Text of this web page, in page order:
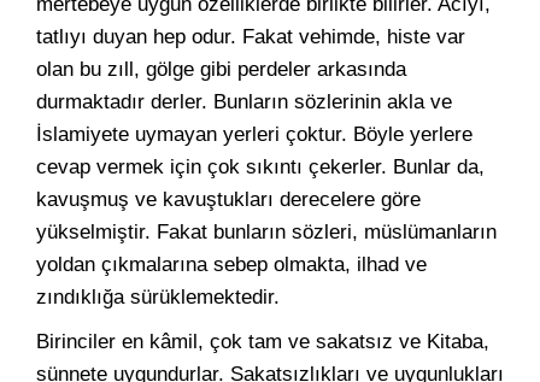
tatlıyı duyan hep odur. Fakat vehimde, histe var
olan bu zıll, gölge gibi perdeler arkasında
durmaktadır derler. Bunların sözlerinin akla ve
İslamiyete uymayan yerleri çoktur. Böyle yerlere
cevap vermek için çok sıkıntı çekerler. Bunlar da,
kavuşmuş ve kavuştukları derecelere göre
yükselmiştir. Fakat bunların sözleri, müslümanların
yoldan çıkmalarına sebep olmakta, ilhad ve
zındıklığa sürüklemektedir.
Birinciler en kâmil, çok tam ve sakatsız ve Kitaba,
sünnete uygundurlar. Sakatsızlıkları ve uygunlukları